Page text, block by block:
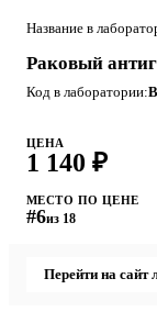
Название в
Раковый
Код в лаборатории:
ЦЕНА
1 140 ₽
МЕСТО ПО ЦЕНЕ
#6из 18
Перейти на сайт